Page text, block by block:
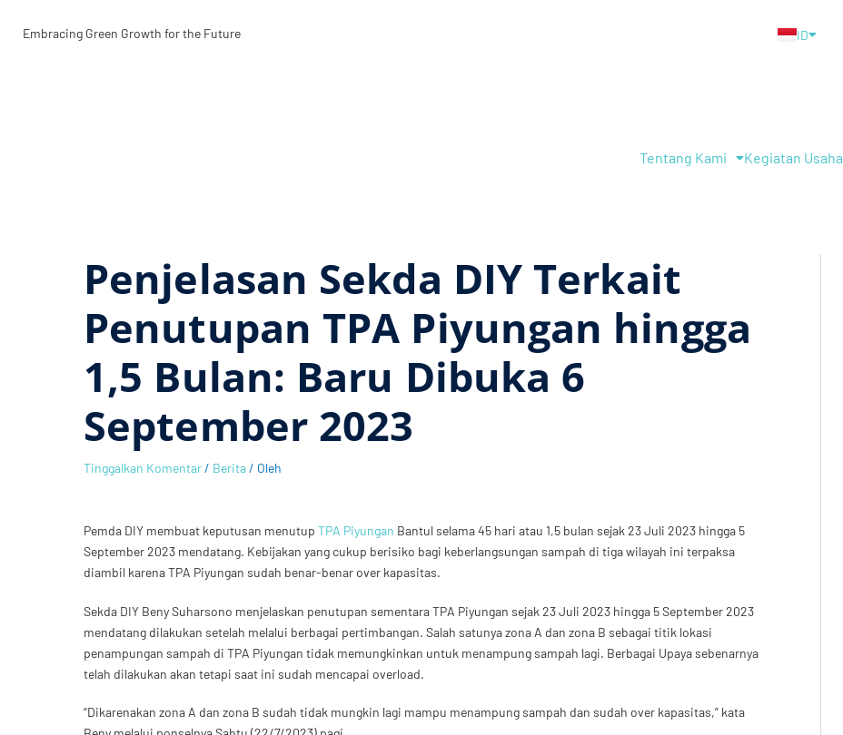
Embracing Green Growth for the Future ID
EN
Tentang Kami Kegiatan Usaha
Penjelasan Sekda DIY Terkait
Penutupan TPA Piyungan hingga
1,5 Bulan: Baru Dibuka 6
September 2023
Tinggalkan Komentar/ Berita/ Oleh
Pemda DIY membuat keputusan menutup TPA Piyungan Bantul selama 45 hari atau 1,5 bulan sejak 23 Juli 2023 hingga 5
September 2023 mendatang. Kebijakan yang cukup berisiko bagi keberlangsungan sampah di tiga wilayah ini terpaksa
diambil karena TPA Piyungan sudah benar-benar over kapasitas.
Sekda DIY Beny Suharsono menjelaskan penutupan sementara TPA Piyungan sejak 23 Juli 2023 hingga 5 September 2023
mendatang dilakukan setelah melalui berbagai pertimbangan. Salah satunya zona A dan zona B sebagai titik lokasi
penampungan sampah di TPA Piyungan tidak memungkinkan untuk menampung sampah lagi. Berbagai Upaya sebenarnya
telah dilakukan akan tetapi saat ini sudah mencapai overload.
“Dikarenakan zona A dan zona B sudah tidak mungkin lagi mampu menampung sampah dan sudah over kapasitas,” kata